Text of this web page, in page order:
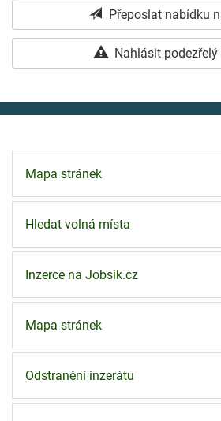
Přeposlat nabídku
Nahlásit
Mapa stránek
Hledat volná místa
Inzerce na Jobsik.cz
Mapa stránek
Odstranění inzerátu